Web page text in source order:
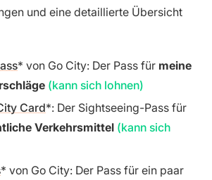
und eine detaillierte Übersicht
von Go City: Der Pass für meine
(kann sich lohnen)
Card : Der Sightseeing-Pass für
Verkehrsmittel (kann sich
von Go City: Der Pass für ein paar